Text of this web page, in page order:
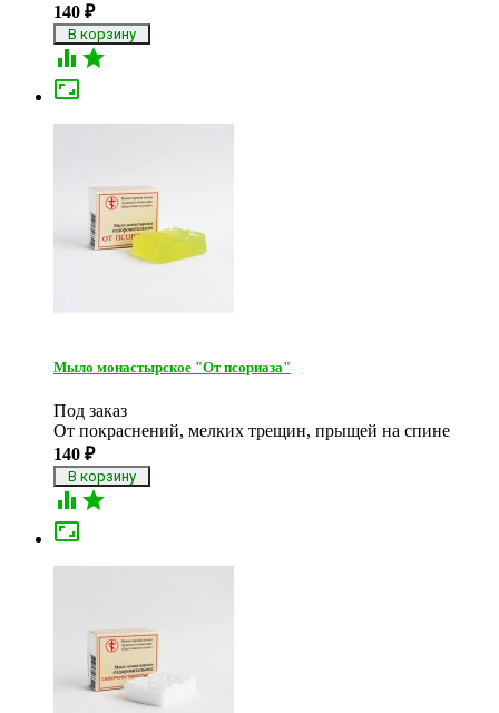
140 ₽
 

Мыло монастырское "От псориаза"
Под заказ
От покраснений, мелких трещин, прыщей на спине
140 ₽
 
